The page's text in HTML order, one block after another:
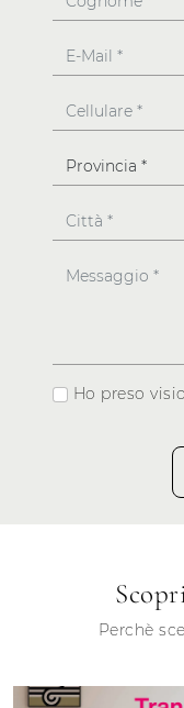
Ho preso
Perchè